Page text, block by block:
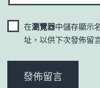
在瀏覽器中儲存顯示
址，以供下次發佈留